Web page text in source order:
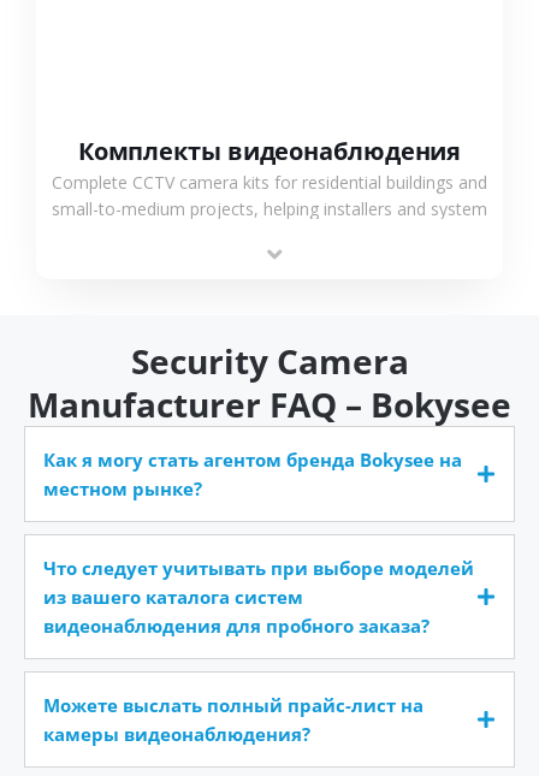
Комплекты видеонаблюдения
Complete CCTV camera kits for residential buildings and
small-to-medium projects, helping installers and system
time.
Security Camera
Manufacturer FAQ – Bokysee
Как я могу стать агентом бренда Bokysee на
местном рынке?
Что следует учитывать при выборе моделей
из вашего каталога систем
видеонаблюдения для пробного заказа?
Можете выслать полный прайс-лист на
камеры видеонаблюдения?